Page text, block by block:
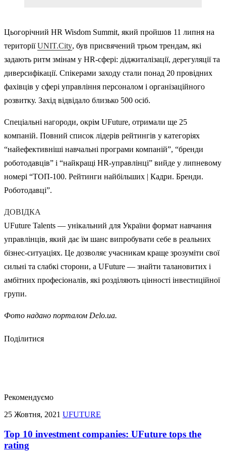
Цьогорічний HR Wisdom Summit, який пройшов 11 липня на
територіїUNIT.City, був присвячений трьом трендам, які
задають ритм змінам у HR-сфері: діджиталізації, дерегуляції та
диверсифікації. Спікерами заходу стали понад 20 провідних
фахівців у сфері управління персоналом і організаційного
розвитку. Захід відвідало близько 500 осіб.
Спеціальні нагороди, окрім UFuture, отримали ще 25
компаній. Повний список лідерів рейтингів у категоріях
“найефективніші навчальні програми компаній”, “бренди
роботодавців” і “найкращі HR-управлінці” вийде у липневому
номері “ТОП-100. Рейтинги найбільших | Кадри. Бренди.
Роботодавці”.
ДОВІДКА
UFuture Talents — унікальний для України формат навчання
управлінців, який дає їм шанс випробувати себе в реальних
бізнес-ситуаціях. Це дозволяє учасникам краще зрозуміти свої
сильні та слабкі сторони, а UFuture — знайти талановитих і
амбітних професіоналів, які розділяють цінності інвестиційної
групи.
Фото надано порталом Delo.ua.
Поділитися
Рекомендуємо
25 Жовтня, 2021 UFUTURE
Top 10 investment companies: UFuture tops the
rating